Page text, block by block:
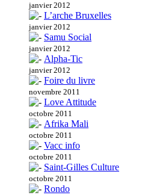
janvier 2012
L’arche Bruxelles
janvier 2012
Samu Social
janvier 2012
Alpha-Tic
janvier 2012
Foire du livre
novembre 2011
Love Attitude
octobre 2011
Afrika Mali
octobre 2011
Vacc info
octobre 2011
Saint-Gilles Culture
octobre 2011
Rondo